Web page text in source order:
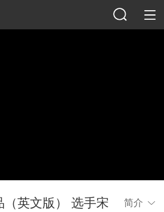
英文版） 选手宋
简介